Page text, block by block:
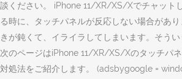
談ください。 iPhone 11/XR/XS/Xでチャット
る時に、タッチパネルが反応しない場合があ
きが鈍くて、イライラしてしまいます。そう
次のページはiPhone 11/XR/XS/Xのタッチパ
対処法をご紹介します。 (adsbygoogle =